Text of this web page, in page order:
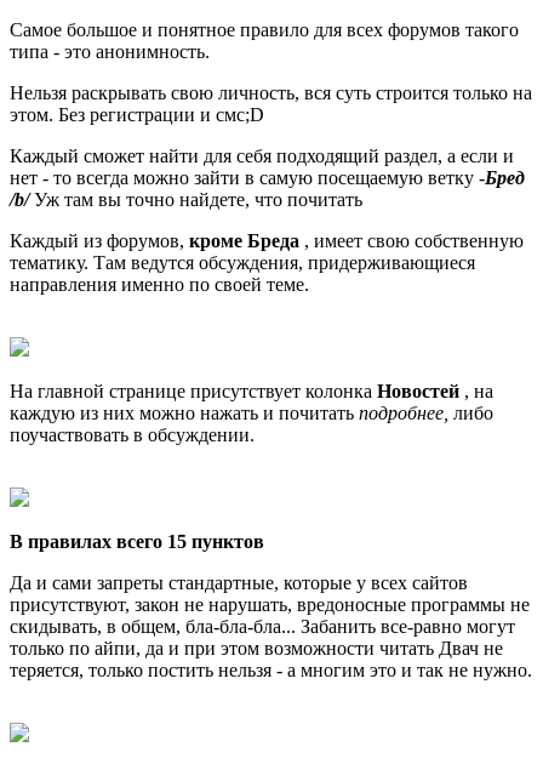
Самое большое и понятное правило для всех форумов такого
типа - это анонимность.
Нельзя раскрывать свою личность, вся суть строится только на
этом. Без регистрации и смс;D
Каждый сможет найти для себя подходящий раздел, а если и
нет - то всегда можно зайти в самую посещаемую ветку -Бред
/b/Уж там вы точно найдете, что почитать
Каждый из форумов, кроме Бреда , имеет свою собственную
тематику. Там ведутся обсуждения, придерживающиеся
направления именно по своей теме.
На главной странице присутствует колонка Новостей , на
каждую из них можно нажать и почитать подробнее, либо
поучаствовать в обсуждении.
В правилах всего 15 пунктов
Да и сами запреты стандартные, которые у всех сайтов
присутствуют, закон не нарушать, вредоносные программы не
скидывать, в общем, бла-бла-бла... Забанить все-равно могут
только по айпи, да и при этом возможности читать Двач не
теряется, только постить нельзя - а многим это и так не нужно.